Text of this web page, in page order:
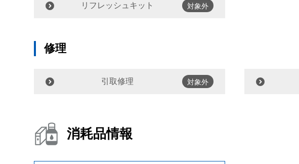
リフレッシュキット 対象外
修理
引取修理 対象外
消耗品情報